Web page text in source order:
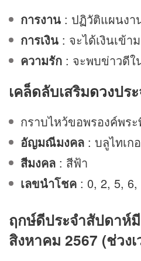
การงาน : ปฏิวัติแผนงา
การเงิน : จะได้เงินเข้า
ความรัก : จะพบข่าวดีใ
เคล็ดลับเสริมดวงปร
กราบไหว้ขอพรองค์พร
อัญมณีมงคล : บลูไทเก
สีมงคล : สีฟ้า
เลขนำโชค : 0, 2, 5, 6,
ฤกษ์ดีประจำสัปดาห์
สิงหาคม 2567 (ช่วง